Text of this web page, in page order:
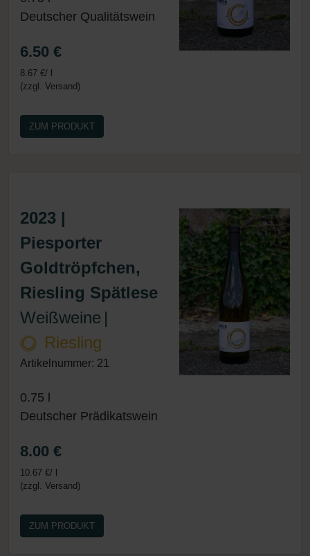
Deutscher Qualitätswein
6.50 €
8.67 €/ l
(zzgl. Versand)
ZUM PRODUKT
2023 |
Piesporter
Goldtröpfchen,
Riesling Spätlese
Weißweine |
Riesling
Artikelnummer: 21
0.75 l
Deutscher Prädikatswein
8.00 €
10.67 €/ l
(zzgl. Versand)
ZUM PRODUKT